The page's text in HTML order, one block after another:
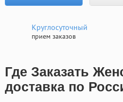
Круглосуточный
прием заказов
Где Заказать
доставка по